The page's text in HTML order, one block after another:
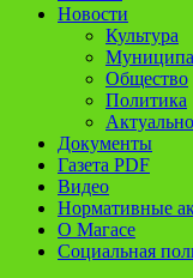
Новости
Культура
Общество
Политика
Актуально
Документы
Газета PDF
Видео
Нормативные
О Магасе
Социальная